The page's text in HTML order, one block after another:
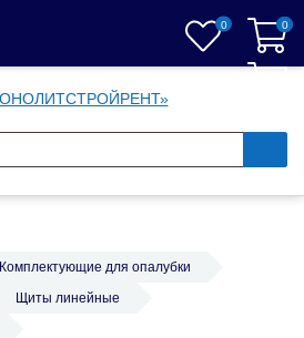
0 0
0
Комплектующие для опалубки
Щиты линейные